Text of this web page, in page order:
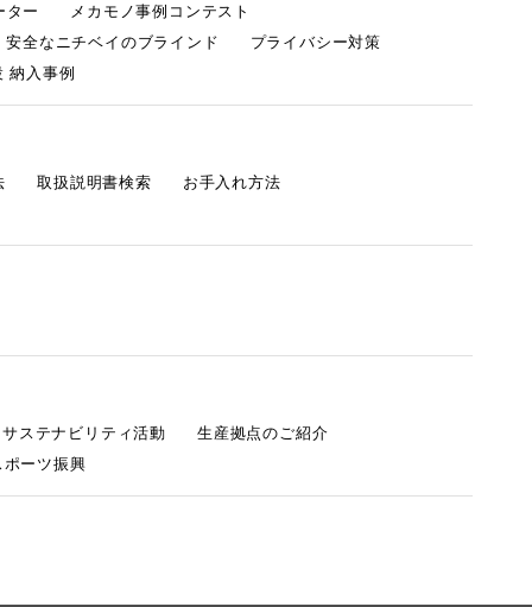
ター
メカモノ事例コンテスト
安全なニチベイのブラインド
プライバシー対策
納入事例
取扱説明書検索 お手入れ方法
ステナビリティ活動
生産拠点のご紹介
ポーツ振興